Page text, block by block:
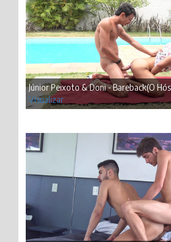
Júnior Peixoto & Doni - Bareback(O
Visualizar